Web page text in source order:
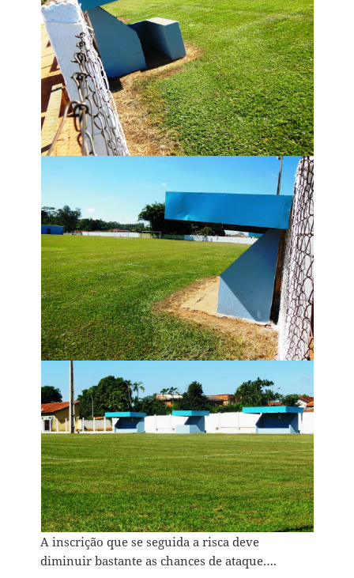
A inscrição que se seguida a risca deve
diminuir bastante as chances de ataque….